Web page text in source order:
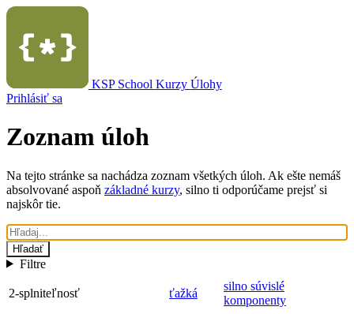
KSP School Kurzy Úlohy
Prihlásiť sa
Zoznam úloh
Na tejto stránke sa nachádza zoznam všetkých úloh. Ak ešte nemáš
absolvované aspoň základné kurzy, silno ti odporúčame prejsť si
najskôr tie.
Hľadať
Filtre
2-splniteľnosť ťažká
silno súvislé
komponenty